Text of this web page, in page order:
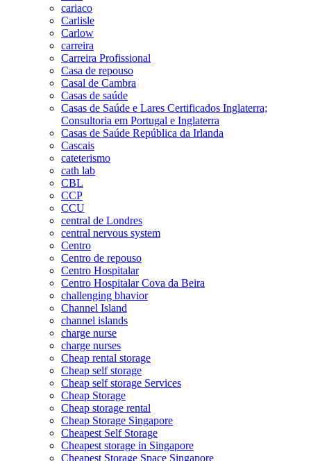
cariaco
Carlisle
Carlow
carreira
Carreira Profissional
Casa de repouso
Casal de Cambra
Casas de saúde
Casas de Saúde e Lares Certificados Inglaterra;
Consultoria em Portugal e Inglaterra
Casas de Saúde República da Irlanda
Cascais
cateterismo
cath lab
CBL
CCP
CCU
central de Londres
central nervous system
Centro
Centro de repouso
Centro Hospitalar
Centro Hospitalar Cova da Beira
challenging bhavior
Channel Island
channel islands
charge nurse
charge nurses
Cheap rental storage
Cheap self storage
Cheap self storage Services
Cheap Storage
Cheap storage rental
Cheap Storage Singapore
Cheapest Self Storage
Cheapest storage in Singapore
Cheapest Storage Space Singapore